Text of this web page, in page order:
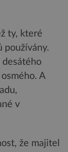
ty, které
používány.
desátého
A
v
že majitel